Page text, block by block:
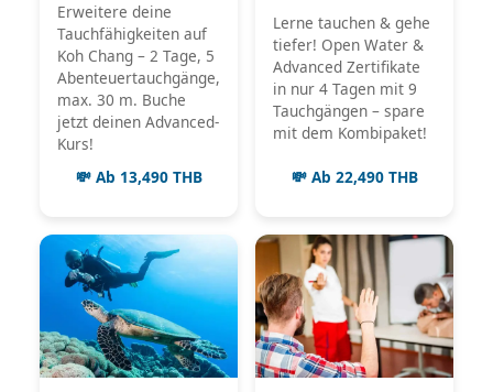
Erweitere deine
Tauchfähigkeiten auf
Koh Chang – 2 Tage, 5
Abenteuertauchgänge,
max. 30 m. Buche
jetzt deinen Advanced-
Kurs!
💸 Ab 13,490 THB
Lerne tauchen & gehe
tiefer! Open Water &
Advanced Zertifikate
in nur 4 Tagen mit 9
Tauchgängen – spare
mit dem Kombipaket!
💸 Ab 22,490 THB